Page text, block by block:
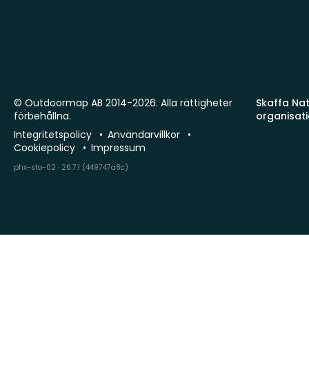
Skaffa
© Outdoormap AB 2014-2026. Alla rättigheter
förbehållna.
Integritetspolicy
Användarvillkor
Cookiepolicy
Impressum
phx-sto-02 · 26.7.1 (449747a8c)